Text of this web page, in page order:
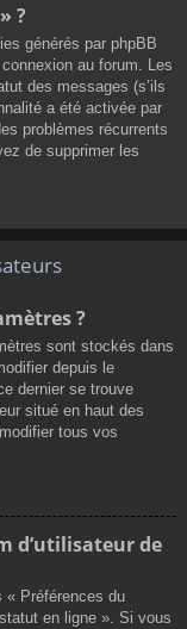
?
générés par phpBB
au forum. Les
des messages (s’ils
a été activée par
problèmes récurrents
de supprimer les
?
sont stockés dans
depuis le
dernier se trouve
situé en haut des
tous vos
d’utilisateur de
« Préférences du
en ligne ». Si vous